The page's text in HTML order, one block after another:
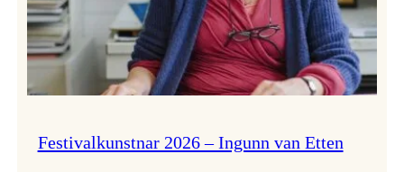
Festivalkunstnar 2026 – Ingunn van Etten